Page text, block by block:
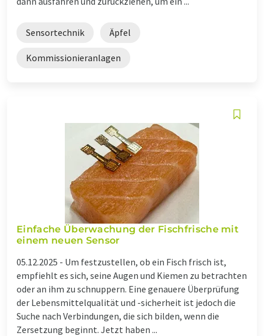
Sensortechnik Äpfel
Kommissionieranlagen
Einfache Überwachung der Fischfrische mit
einem neuen Sensor
05.12.2025 - Um festzustellen, ob ein Fisch frisch ist,
empfiehlt es sich, seine Augen und Kiemen zu betrachten
oder an ihm zu schnuppern. Eine genauere Überprüfung
der Lebensmittelqualität und -sicherheit ist jedoch die
Suche nach Verbindungen, die sich bilden, wenn die
Zersetzung beginnt. Jetzt haben ...